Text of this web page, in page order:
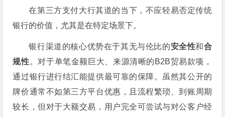
在第三方支付大行其道的当下，不应轻易否定传统
银行的价值，尤其是在特定场景下。
银行渠道的核心优势在于其无与伦比的安全性和合
规性。对于单笔金额巨大、来源清晰的B2B贸易款项，
通过银行进行结汇能提供最可靠的保障。虽然其公开的
牌价通常不如第三方平台优惠，且流程繁琐、到账周期
较长，但对于大额交易，用户完全可尝试与对公客户经